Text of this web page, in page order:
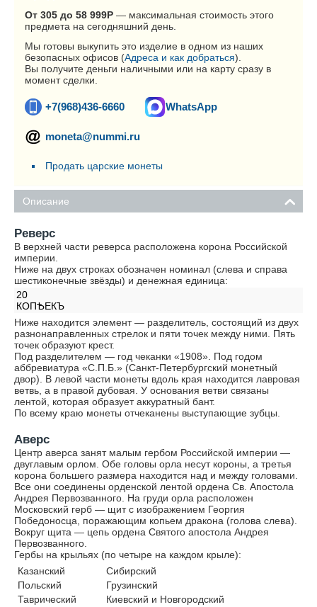
От 305 до 58 999Р — максимальная стоимость этого
предмета на сегодняшний день.
Мы готовы выкупить это изделие в одном из наших
безопасных офисов (Адреса и как добраться).
Вы получите деньги наличными или на карту сразу в
момент сделки.
+7(968)436-6660 WhatsApp
moneta@nummi.ru
Продать царские монеты
Описание
Реверс
В верхней части реверса расположена корона Российской
империи.
Ниже на двух строках обозначен номинал (слева и справа
шестиконечные звёзды) и денежная единица:
20
КОПѢЕКЪ
Ниже находится элемент — разделитель, состоящий из двух
разнонаправленных стрелок и пяти точек между ними. Пять
точек образуют крест.
Под разделителем — год чеканки «1908». Под годом
аббревиатура «С.П.Б.» (Санкт-Петербургский монетный
двор). В левой части монеты вдоль края находится лавровая
ветвь, а в правой дубовая. У основания ветви связаны
лентой, которая образует аккуратный бант.
По всему краю монеты отчеканены выступающие зубцы.
Аверс
Центр аверса занят малым гербом Российской империи —
двуглавым орлом. Обе головы орла несут короны, а третья
корона большего размера находится над и между головами.
Все они соединены орденской лентой ордена Св. Апостола
Андрея Первозванного. На груди орла расположен
Московский герб — щит с изображением Георгия
Победоносца, поражающим копьем дракона (голова слева).
Вокруг щита — цепь ордена Святого апостола Андрея
Первозванного.
Гербы на крыльях (по четыре на каждом крыле):
Казанский
Польский
Таврический
Сибирский
Грузинский
Киевский и Новгородский